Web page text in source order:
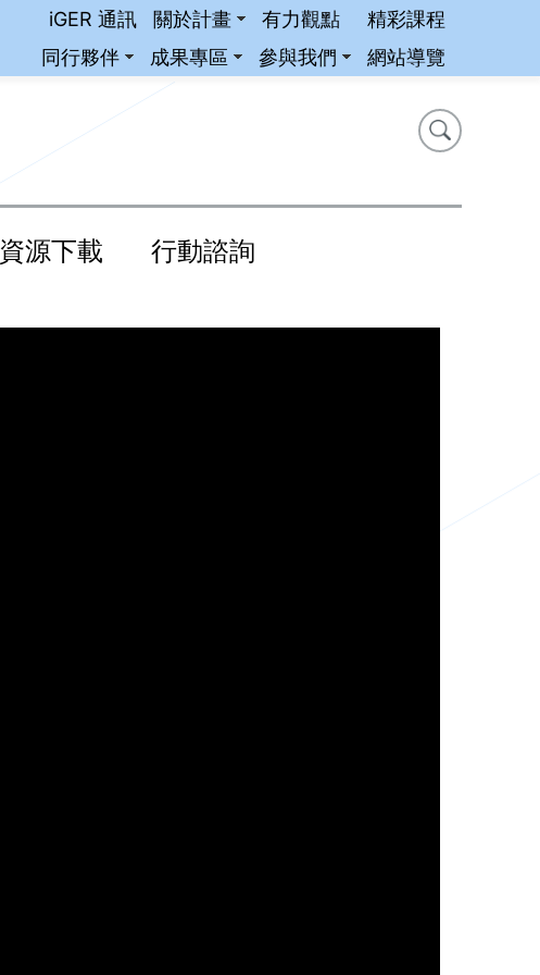
iGER 通訊 關於計畫 有力觀點
精彩課程
同行夥伴
成果專區 參與我們 網站導覽
搜尋
搜尋
資源下載 行動諮詢